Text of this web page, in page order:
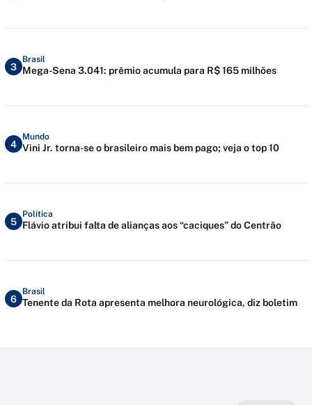
3
Brasil
Mega-Sena 3.041: prêmio acumula para R$ 165 milhões
4
Mundo
Vini Jr. torna-se o brasileiro mais bem pago; veja o top 10
5
Política
Flávio atribui falta de alianças aos “caciques” do Centrão
6
Brasil
Tenente da Rota apresenta melhora neurológica, diz boletim